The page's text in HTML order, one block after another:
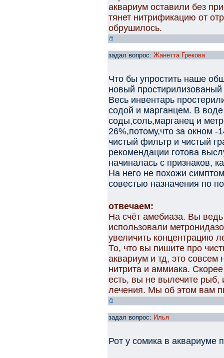
аквариум оставили без
тянет нитрификацию от
обрушилось.
задал вопрос: Жанетта Грекова
Что бы упростить наше
новый
Весь инвентарь
содой и марганцем. В
соды,соль,марганец и
26%,потому,что за окном
чистый фильтр и чистый
рекомендации готова
начиналась с признаков,
На него не похожи
совестью назначения по
отвечаем:
На счёт амебиаза. Вы
использовали
увеличить концентрацию
То, что вы пишите про
аквариум и тд, это совсем
нитрита и аммиака.
есть, вы не вылечите рыб,
лечения. Мы об этом вам
задал вопрос: Илья
Рот у сомика в аквариуме